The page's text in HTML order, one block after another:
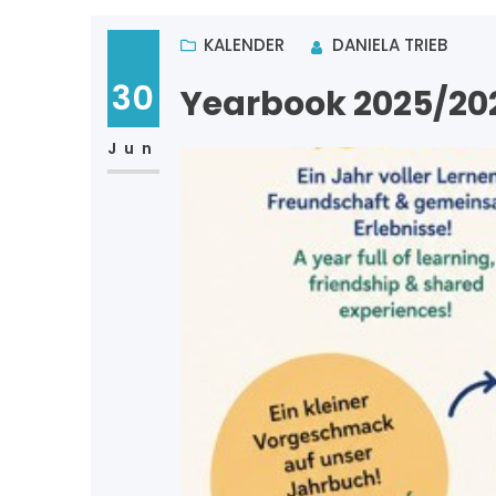
30
Jun
KALENDER DANIELA TRIEB
Yearbook 2025/